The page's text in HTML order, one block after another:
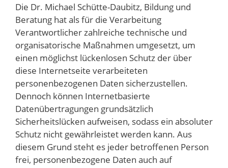
Die Dr. Michael Schütte-Daubitz, Bildung und
Beratung hat als für die Verarbeitung
Verantwortlicher zahlreiche technische und
organisatorische Maßnahmen umgesetzt, um
einen möglichst lückenlosen Schutz der über
diese Internetseite verarbeiteten
personenbezogenen Daten sicherzustellen.
Dennoch können Internetbasierte
Datenübertragungen grundsätzlich
Sicherheitslücken aufweisen, sodass ein absoluter
Schutz nicht gewährleistet werden kann. Aus
diesem Grund steht es jeder betroffenen Person
frei, personenbezogene Daten auch auf